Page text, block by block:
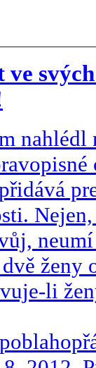
ve
nahlédl
ženy
li